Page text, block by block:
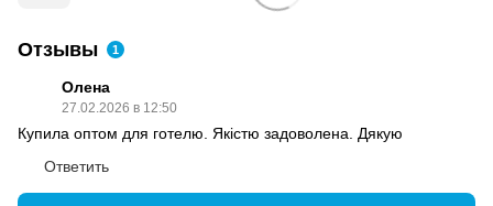
Отзывы 1
Олена
27.02.2026 в 12:50
Купила оптом для готелю. Якістю задоволена. Дякую
Ответить